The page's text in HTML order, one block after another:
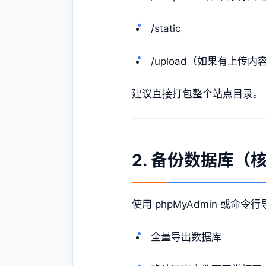
/static
/upload（如果有上传内容
建议直接打包整个站点目录。
2. 备份数据库（核
使用 phpMyAdmin 或命令行
全量导出数据库